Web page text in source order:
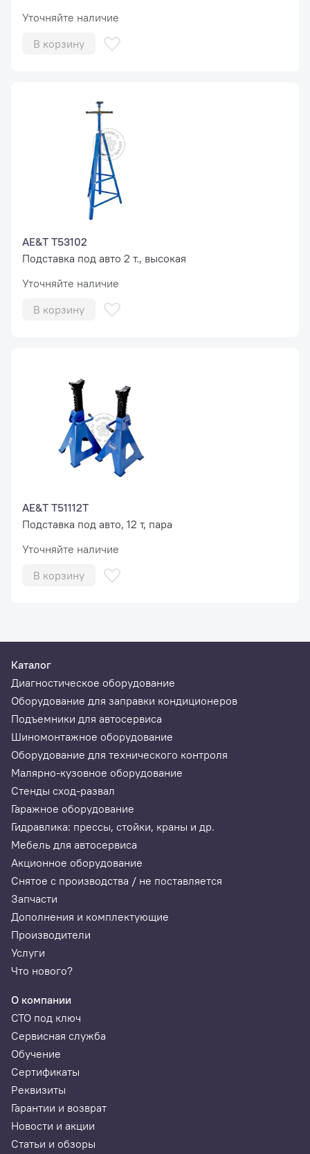
Уточняйте наличие
В корзину
AE&T T53102
Подставка под авто 2 т., высокая
Уточняйте наличие
В корзину
AE&T T51112T
Подставка под авто, 12 т, пара
Уточняйте наличие
В корзину
Каталог
Диагностическое оборудование
Оборудование для заправки кондиционеров
Подъемники для автосервиса
Шиномонтажное оборудование
Оборудование для технического контроля
Малярно-кузовное оборудование
Стенды сход-развал
Гаражное оборудование
Гидравлика: прессы, стойки, краны и др.
Мебель для автосервиса
Акционное оборудование
Снятое с производства / не поставляется
Запчасти
Дополнения и комплектующие
Производители
Услуги
Что нового?
О компании
СТО под ключ
Сервисная служба
Обучение
Сертификаты
Реквизиты
Гарантии и возврат
Новости и акции
Статьи и обзоры